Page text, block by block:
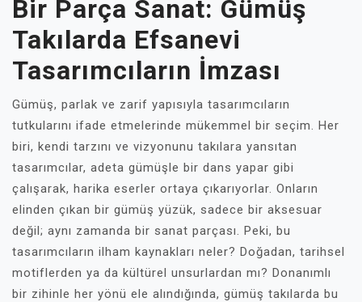
Bir Parça Sanat: Gümüş
Takılarda Efsanevi
Tasarımcıların İmzası
Gümüş, parlak ve zarif yapısıyla tasarımcıların
tutkularını ifade etmelerinde mükemmel bir seçim. Her
biri, kendi tarzını ve vizyonunu takılara yansıtan
tasarımcılar, adeta gümüşle bir dans yapar gibi
çalışarak, harika eserler ortaya çıkarıyorlar. Onların
elinden çıkan bir gümüş yüzük, sadece bir aksesuar
değil; aynı zamanda bir sanat parçası. Peki, bu
tasarımcıların ilham kaynakları neler? Doğadan, tarihsel
motiflerden ya da kültürel unsurlardan mı? Donanımlı
bir zihinle her yönü ele alındığında, gümüş takılarda bu